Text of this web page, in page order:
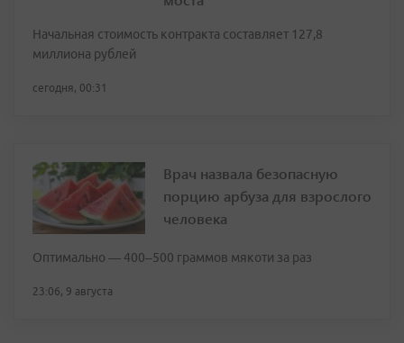
Начальная стоимость контракта составляет 127,8
миллиона рублей
сегодня, 00:31
Врач назвала безопасную
порцию арбуза для взрослого
человека
Оптимально — 400–500 граммов мякоти за раз
23:06, 9 августа